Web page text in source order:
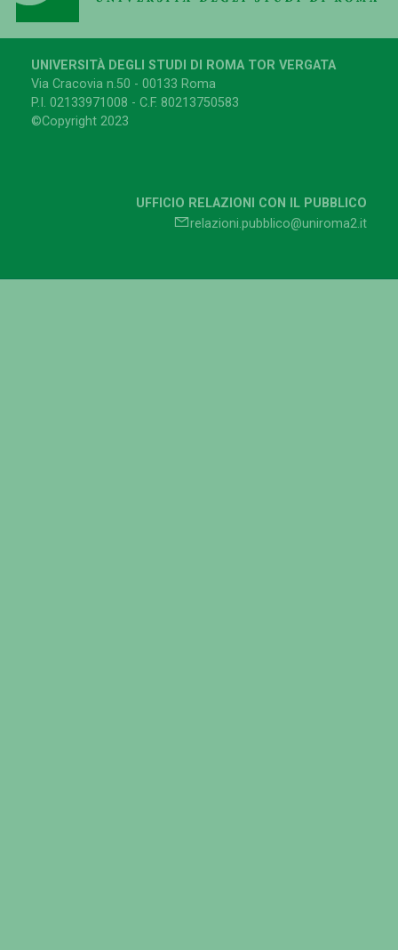
UNIVERSITÀ DEGLI STUDI DI ROMA TOR VERGATA
Via Cracovia n.50 - 00133 Roma
P.I. 02133971008 - C.F. 80213750583
©Copyright 2023
UFFICIO RELAZIONI CON IL PUBBLICO
relazioni.pubblico@uniroma2.it